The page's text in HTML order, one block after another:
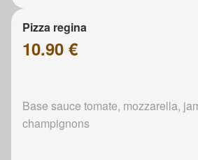
Pizza regina
10.90 €
Base sauce tomate, mozzarella,
champignons